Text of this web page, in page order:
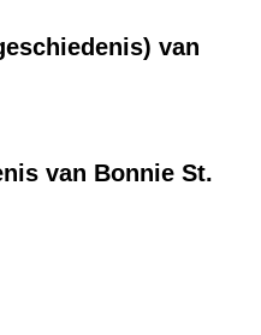
van
van Bonnie St.